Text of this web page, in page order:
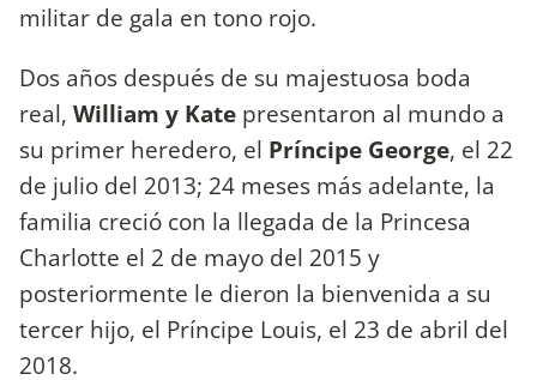
militar de gala en tono rojo.
Dos años después de su majestuosa boda
real, William y Kate presentaron al mundo a
su primer heredero, el Príncipe George, el 22
de julio del 2013; 24 meses más adelante, la
familia creció con la llegada de la Princesa
Charlotte el 2 de mayo del 2015 y
posteriormente le dieron la bienvenida a su
tercer hijo, el Príncipe Louis, el 23 de abril del
2018.